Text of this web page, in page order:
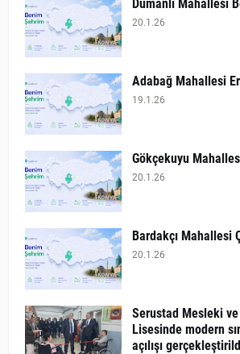
Dumanlı Mahallesi
20.1.26
Adabağ Mahallesi
19.1.26
Gökçekuyu
20.1.26
Bardakçı Mahallesi
20.1.26
​Serustad Mesleki
Lisesinde modern
açılışı